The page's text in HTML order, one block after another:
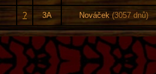
? 3A Nováček (3057 dnů)